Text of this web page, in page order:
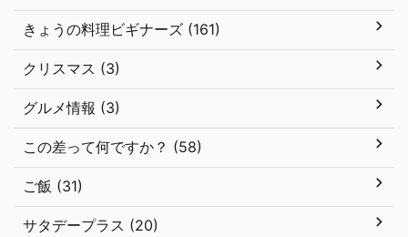
きょうの料理ビギナーズ (161)
クリスマス (3)
グルメ情報 (3)
この差って何ですか？ (58)
ご飯 (31)
サタデープラス (20)